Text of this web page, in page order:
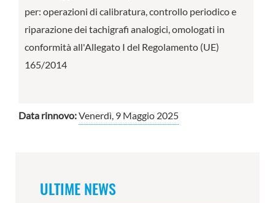
per: operazioni di calibratura, controllo periodico e
riparazione dei tachigrafi analogici, omologati in
conformità all'Allegato I del Regolamento (UE)
165/2014
Data rinnovo:Venerdì, 9 Maggio 2025
ULTIME NEWS